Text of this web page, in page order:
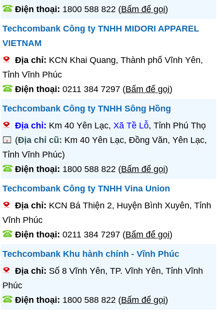
Điện thoại: 1800 588 822 (Bấm để gọi)
Techcombank Công ty TNHH MIDORI APPAREL
VIETNAM
Địa chỉ: KCN Khai Quang, Thành phố Vĩnh Yên,
Tỉnh Vĩnh Phúc
Điện thoại:0211 384 7297 (Bấm để gọi)
Techcombank Công ty TNHH Sông Hồng
Địa chỉ: Km 40 Yên Lạc,Xã Tề Lỗ, Tỉnh Phú Thọ
(Địa chỉ cũ: Km 40 Yên Lạc, Đồng Văn, Yên Lạc,
Tỉnh Vĩnh Phúc)
Điện thoại: 1800 588 822 (Bấm để gọi)
Techcombank Công ty TNHH Vina Union
Địa chỉ: KCN Bá Thiện 2, Huyện Bình Xuyên, Tỉnh
Vĩnh Phúc
Điện thoại:0211 384 7297 (Bấm để gọi)
Techcombank Khu hành chính - Vĩnh Phúc
Địa chỉ: Số 8 Vĩnh Yên, TP. Vĩnh Yên, Tỉnh Vĩnh
Phúc
Điện thoại: 1800 588 822 (Bấm để gọi)